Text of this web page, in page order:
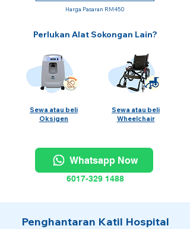
Harga Pasaran RM450
Perlukan Alat Sokongan Lain?
Sewa atau beli
Oksigen
Sewa atau beli
Wheelchair
Whatsapp Now
6017-329 1488
Penghantaran Katil Hospital